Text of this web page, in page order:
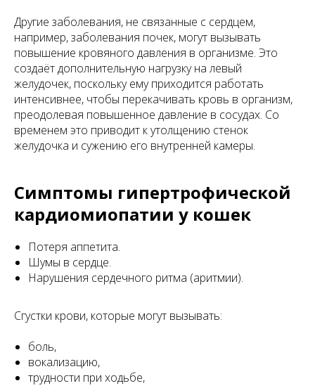
Другие заболевания, не связанные с сердцем,
например, заболевания почек, могут вызывать
повышение кровяного давления в организме. Это
создаёт дополнительную нагрузку на левый
желудочек, поскольку ему приходится работать
интенсивнее, чтобы перекачивать кровь в организм,
преодолевая повышенное давление в сосудах. Со
временем это приводит к утолщению стенок
желудочка и сужению его внутренней камеры.
Симптомы гипертрофической
кардиомиопатии у кошек
Потеря аппетита.
Шумы в сердце.
Нарушения сердечного ритма (аритмии).
Сгустки крови, которые могут вызывать:
боль,
вокализацию,
трудности при ходьбе,